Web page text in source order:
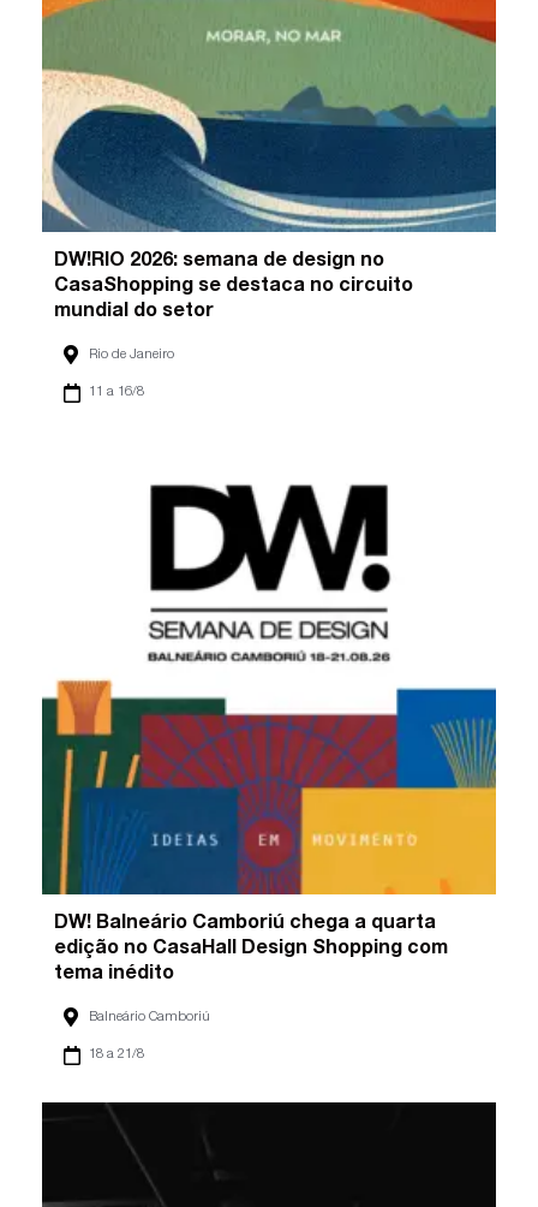
DW!RIO 2026: semana de design no
CasaShopping se destaca no circuito
mundial do setor
Rio de Janeiro
11 a 16/8
DW! Balneário Camboriú chega a quarta
edição no CasaHall Design Shopping com
tema inédito
Balneário Camboriú
18 a 21/8